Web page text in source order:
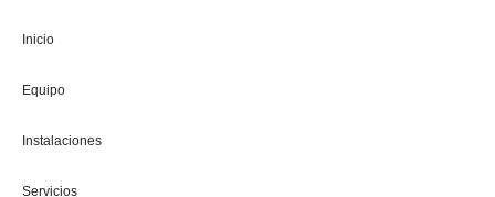
Inicio
Equipo
Instalaciones
Servicios